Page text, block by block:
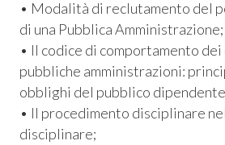
• Modalità di reclutamento del
di una Pubblica Amministrazione;
• Il codice di comportamento
pubbliche amministrazioni:
obblighi del pubblico
• Il procedimento disciplinare
disciplinare;